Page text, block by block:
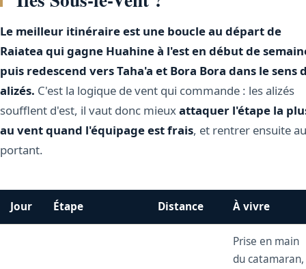
Le meilleur itinéraire est une boucle au départ de
Raiatea qui gagne Huahine à l'est en début de
puis redescend vers Taha'a et Bora Bora dans le sens
alizés. C'est la logique de vent qui commande : les alizés
soufflent d'est, il vaut donc mieuxattaquer l'étape la
au vent quand l'équipage est frais, et rentrer ensuite au
portant.
Jour Étape Distance À vivre
Prise en main
du catamaran,